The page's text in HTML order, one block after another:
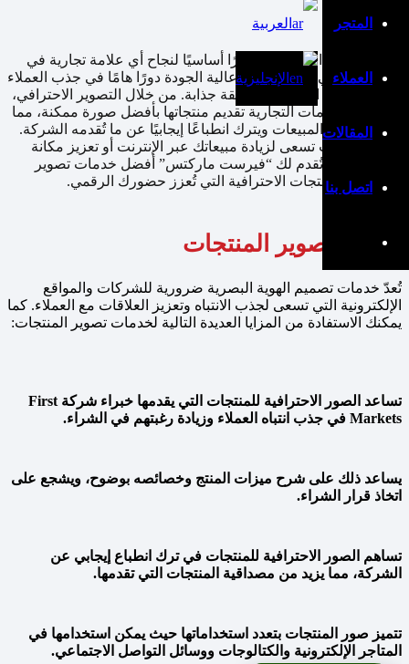
المتجر
العملاء
المقالات
اتصل بنا
العربية
الإنجليزية
الخدمات
تصوير المنتجات
يُعدّ تصوير المنتجات عنصرًا أساسيًا لنجاح أي علامة تجارية في
العصر الرقمي. تلعب الصور عالية الجودة دورًا هامًا في جذب العملاء
وعرض مزايا المنتجات بطريقة جذابة. من خلال التصوير الاحترافي،
تستطيع العلامات التجارية تقديم منتجاتها بأفضل صورة ممكنة، مما
يُعزز فرص المبيعات ويترك انطباعًا إيجابيًا عن ما تُقدمه الشركة.
سواءً كنت تسعى لزيادة مبيعاتك عبر الإنترنت أو تعزيز مكانة
شركتك، تُقدم لك “فيرست ماركتس” أفضل خدمات تصوير
المنتجات الاحترافية التي تُعزز حضورك الرقمي.
ميزات تصوير المنتجات
تُعدّ خدمات تصميم الهوية البصرية ضرورية للشركات والمواقع
الإلكترونية التي تسعى لجذب الانتباه وتعزيز العلاقات مع العملاء. كما
يمكنك الاستفادة من المزايا العديدة التالية لخدمات تصوير المنتجات:
تساعد الصور الاحترافية للمنتجات التي يقدمها خبراء شركة First
Markets في جذب انتباه العملاء وزيادة رغبتهم في الشراء.
يساعد ذلك على شرح ميزات المنتج وخصائصه بوضوح، ويشجع على
اتخاذ قرار الشراء.
تساهم الصور الاحترافية للمنتجات في ترك انطباع إيجابي عن
الشركة، مما يزيد من مصداقية المنتجات التي تقدمها.
تتميز صور المنتجات بتعدد استخداماتها حيث يمكن استخدامها في
المتاجر الإلكترونية والكتالوجات ووسائل التواصل الاجتماعي.